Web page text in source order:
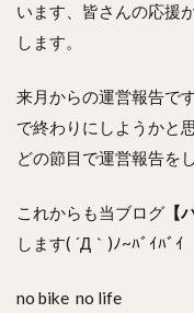
います、皆さんの応援
します。
来月からの運営報告で
で終わりにしようかと
どの節目で運営報告を
これからも当ブログ 【
します( ´Д｀)ﾉ~ﾊﾞｲﾊﾞｲ
no bike no life